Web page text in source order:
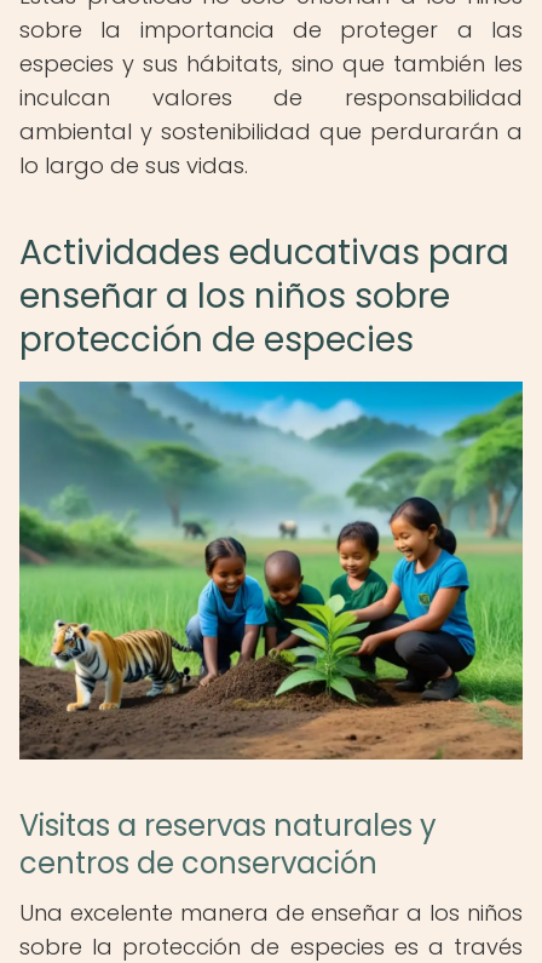
sobre la importancia de proteger a las
especies y sus hábitats, sino que también les
inculcan valores de responsabilidad
ambiental y sostenibilidad que perdurarán a
lo largo de sus vidas.
Actividades educativas para
enseñar a los niños sobre
protección de especies
Visitas a reservas naturales y
centros de conservación
Una excelente manera de enseñar a los niños
sobre la protección de especies es a través